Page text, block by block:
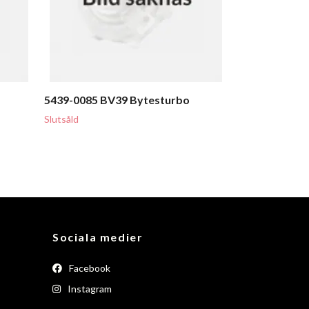
5439-0085 BV39 Bytesturbo
Slutsåld
Sociala medier
Facebook
Instagram